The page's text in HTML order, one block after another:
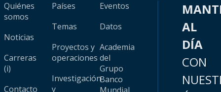
Quiénes
somos
Noticias
Carreras
(i)
Contacto
Países
Temas
Proyectos y
operaciones
Investigación
y
Eventos
Datos
Academia
del
Grupo
Banco
AL
DÍA
CON